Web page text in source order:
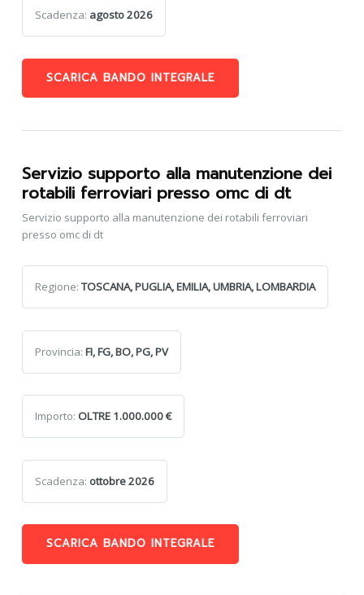
Scadenza: agosto 2026
SCARICA BANDO INTEGRALE
Servizio supporto alla manutenzione dei
rotabili ferroviari presso omc di dt
Servizio supporto alla manutenzione dei rotabili ferroviari
presso omc di dt
Regione:TOSCANA, PUGLIA, EMILIA, UMBRIA, LOMBARDIA
Provincia: FI, FG, BO, PG, PV
Importo: OLTRE 1.000.000 €
Scadenza: ottobre 2026
SCARICA BANDO INTEGRALE